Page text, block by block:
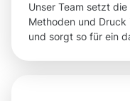
Unser Team setzt
Methoden und
und sorgt so für ein